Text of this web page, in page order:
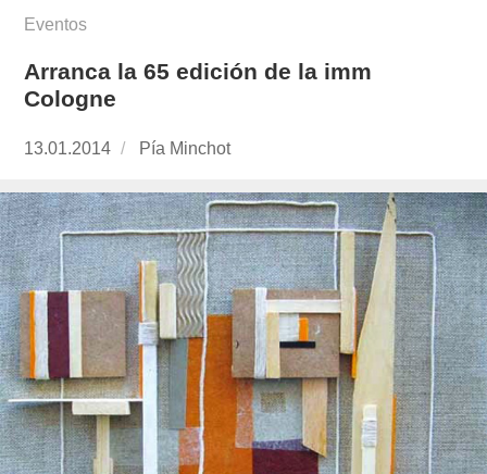
Eventos
Arranca la 65 edición de la imm
Cologne
Publicado
13.01.2014 https://www.experimenta.es/author/pia/
Pía Minchot